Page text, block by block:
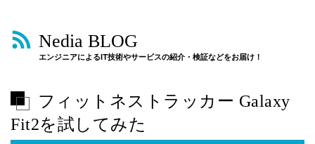
Nedia BLOG
エンジニアによるIT技術やサービスの紹介・検証などをお届け！
フィットネストラッカー Galaxy
Fit2を試してみた